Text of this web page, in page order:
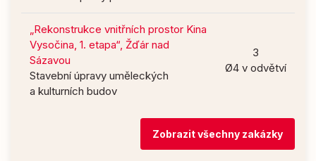
„Rekonstrukce vnitřních prostor Kina
Vysočina, 1. etapa“, Žďár nad
Sázavou
Stavební úpravy uměleckých
a kulturních budov
3
Ø4 v odvětví
Zobrazit všechny zakázky